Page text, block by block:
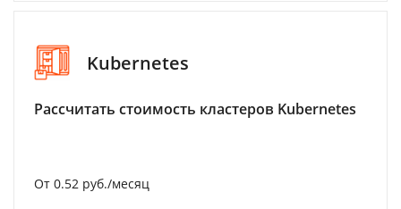
Kubernetes
Рассчитать стоимость кластеров Kubernetes
От 0.52 руб./месяц